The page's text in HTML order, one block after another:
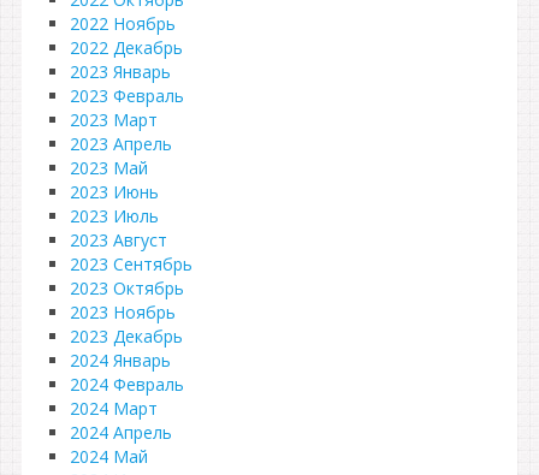
2022 Ноябрь
2022 Декабрь
2023 Январь
2023 Февраль
2023 Март
2023 Апрель
2023 Май
2023 Июнь
2023 Июль
2023 Август
2023 Сентябрь
2023 Октябрь
2023 Ноябрь
2023 Декабрь
2024 Январь
2024 Февраль
2024 Март
2024 Апрель
2024 Май